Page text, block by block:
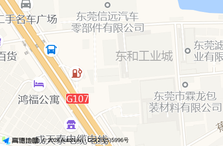
© 2026 AutoNavi- GS(2025)5996号